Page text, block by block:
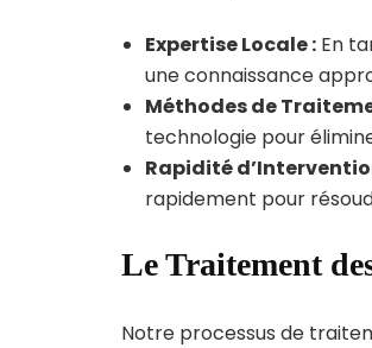
Expertise Locale : En
une connaissance
Méthodes de
technologie pour
Rapidité
rapidement pour
Le Traitement
Notre processus de